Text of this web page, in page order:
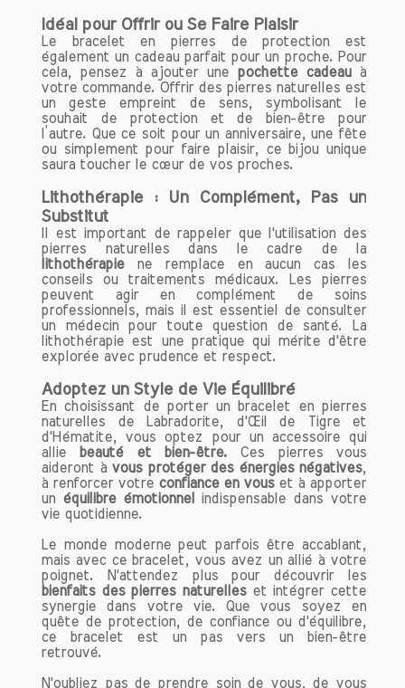
Idéal pour Offrir ou Se Faire Plaisir
Le bracelet en pierres de protection est
également un cadeau parfait pour un proche. Pour
cela, pensez à ajouter une pochette cadeauà
votre commande. Offrir des pierres naturelles est
un geste empreint de sens, symbolisant le
souhait de protection et de bien-être pour
l’autre. Que ce soit pour un anniversaire, une fête
ou simplement pour faire plaisir, ce bijou unique
saura toucher le cœur de vos proches.
Lithothérapie : Un Complément, Pas un
Substitut
Il est important de rappeler que l'utilisation des
pierres naturelles dans le cadre de la
lithothérapiene remplace en aucun cas les
conseils ou traitements médicaux. Les pierres
peuvent agir en complément de soins
professionnels, mais il est essentiel de consulter
un médecin pour toute question de santé. La
lithothérapie est une pratique qui mérite d'être
explorée avec prudence et respect.
Adoptez un Style de Vie Équilibré
En choisissant de porter un bracelet en pierres
naturelles de Labradorite, d'Œil de Tigre et
d'Hématite, vous optez pour un accessoire qui
allie
beauté et bien-être. Ces pierres vous
aideront à vous protéger des énergies négatives,
à renforcer votre confiance en vouset à apporter
un équilibre émotionnel indispensable dans votre
vie quotidienne.
Le monde moderne peut parfois être accablant,
mais avec ce bracelet, vous avez un allié à votre
poignet. N'attendez plus pour découvrir les
bienfaits des pierres naturelles et intégrer cette
synergie dans votre vie. Que vous soyez en
quête de protection, de confiance ou d'équilibre,
ce bracelet est un pas vers un bien-être
retrouvé.
N'oubliez pas de prendre soin de vous, de vous